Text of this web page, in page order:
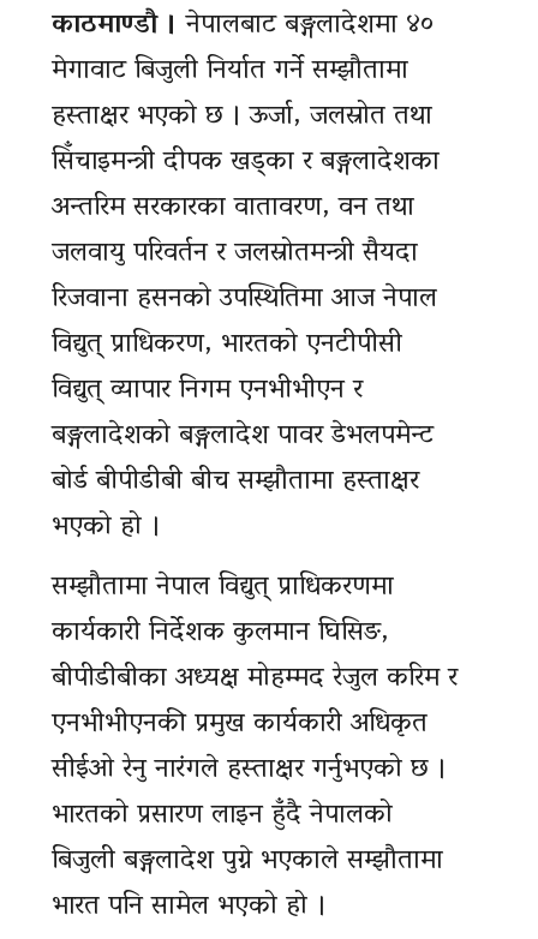
काठमाण्डौ ।नेपालबाट बङ्गलादेशमा ४०
मेगावाट बिजुली निर्यात गर्ने सम्झौतामा
हस्ताक्षर भएको छ । ऊर्जा, जलस्रोत तथा
सिँचाइमन्त्री दीपक खड्का र बङ्गलादेशका
अन्तरिम सरकारका वातावरण, वन तथा
जलवायु परिवर्तन र जलस्रोतमन्त्री सैयदा
रिजवाना हसनको उपस्थितिमा आज नेपाल
विद्युत् प्राधिकरण, भारतको एनटीपीसी
विद्युत् व्यापार निगम एनभीभीएन र
बङ्गलादेशको बङ्गलादेश पावर डेभलपमेन्ट
बोर्ड बीपीडीबी बीच सम्झौतामा हस्ताक्षर
भएको हो ।
सम्झौतामा नेपाल विद्युत् प्राधिकरणमा
कार्यकारी निर्देशक कुलमान घिसिङ,
बीपीडीबीका अध्यक्ष मोहम्मद रेजुल करिम र
एनभीभीएनकी प्रमुख कार्यकारी अधिकृत
सीईओ रेनु नारंगले हस्ताक्षर गर्नुभएको छ ।
भारतको प्रसारण लाइन हुँदै नेपालको
बिजुली बङ्गलादेश पुग्ने भएकाले सम्झौतामा
भारत पनि सामेल भएको हो ।